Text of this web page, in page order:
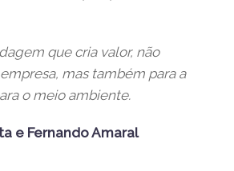
que cria valor, não
mas também para a
o meio ambiente.
e Fernando Amaral